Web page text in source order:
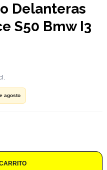
Delanteras
S50 Bmw I3
agosto